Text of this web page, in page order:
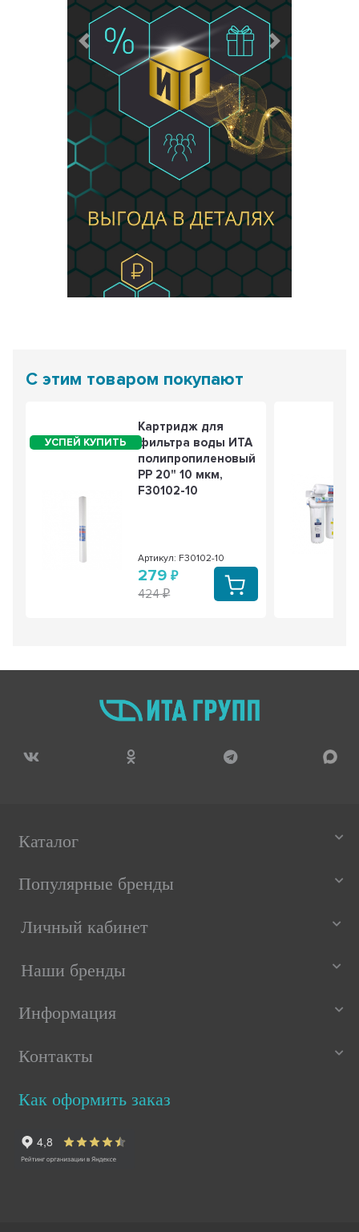
Предыдущий Следующий
С этим товаром покупают
Картридж для
фильтра воды ИТА
полипропиленовый
PP 20" 10 мкм,
F30102-10
Артикул: F30102-10
279
424
Каталог
Популярные бренды
Личный кабинет
Наши бренды
Информация
Контакты
Как оформить заказ